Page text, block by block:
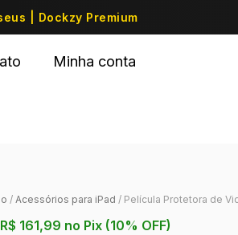
| Dockzy Premium
Minha conta
/ Acessórios para iPad / Película Protetora de
R$ 161,99 no Pix (10% OFF)